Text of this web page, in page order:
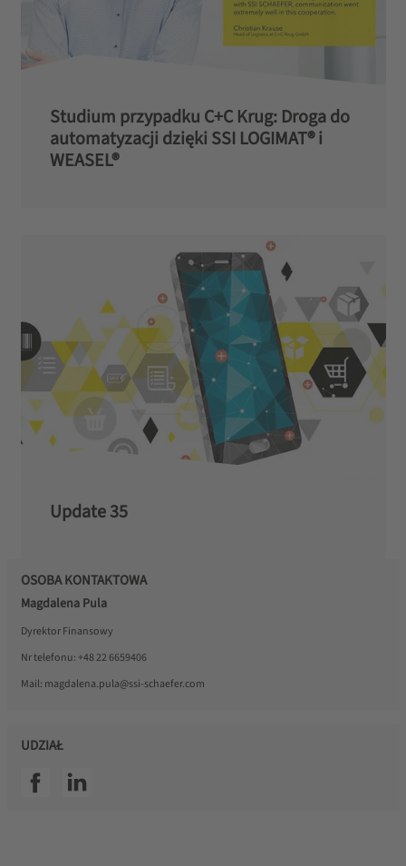
Studium przypadku C+C Krug: Droga do
automatyzacji dzięki SSI LOGIMAT® i
WEASEL®
Update 35
OSOBA KONTAKTOWA
Magdalena Pula
Dyrektor Finansowy
Nr telefonu: +48 22 6659406
Mail: magdalena.pula@ssi-schaefer.com
UDZIAŁ
SSI facebookSSI linkedin